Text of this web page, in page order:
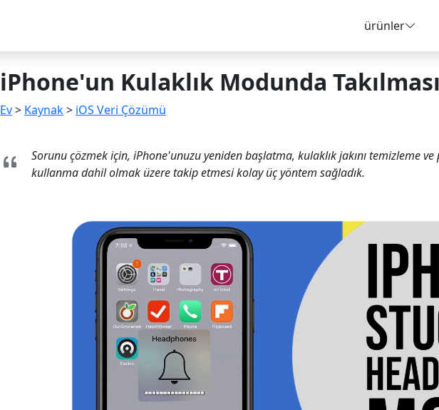
ürünler
iPhone'un Kulaklık Modunda
Ev> Kaynak> iOS Veri Çözümü
Sorunu çözmek için, iPhone'unuzu yeniden başlatma, kulaklık jakını temizleme
kullanma dahil olmak üzere takip etmesi kolay üç yöntem sağladık.